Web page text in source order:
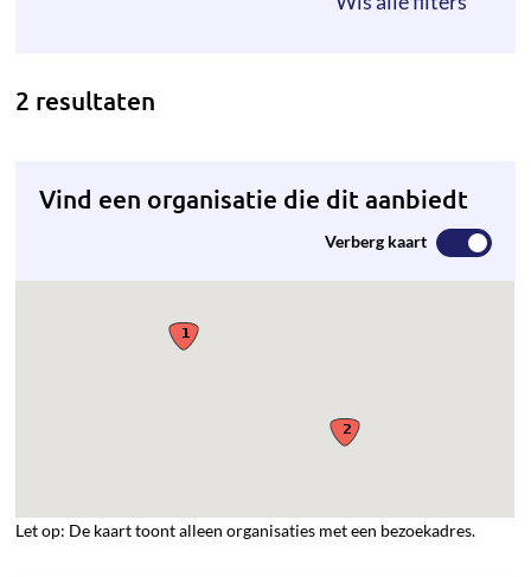
2 resultaten
Vind een organisatie die dit aanbiedt
Verberg kaart
Let op: De kaart toont alleen organisaties met een bezoekadres.